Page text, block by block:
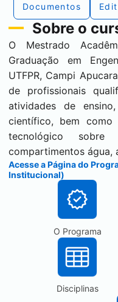
Documentos
Sobre o
O Mestrado
Graduação em
UTFPR, Campi
de profissionais
atividades de
científico, bem como
tecnológico sobre
compartimentos água,
Acesse a Página do
Institucional)
O Programa
Disciplinas